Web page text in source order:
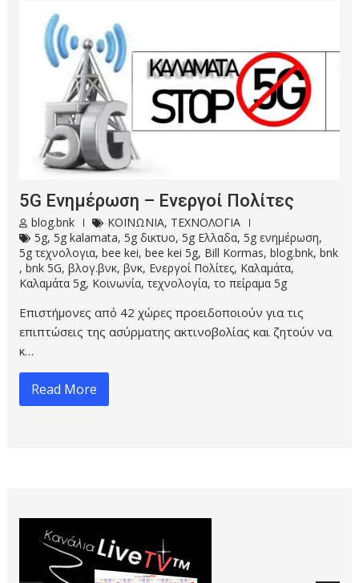
5G Ενημέρωση – Ενεργοί Πολίτες
blog.bnk ΚΟΙΝΩΝΙΑ, ΤΕΧΝΟΛΟΓΙΑ
5g,5g kalamata,5g δικτυο,5g Ελλαδα,5g ενημέρωση,
5g τεχνολογια,bee kei,bee kei 5g, Bill Kormas,blog.bnk,bnk
,bnk 5G,βλογ.βνκ,βνκ, Ενεργοί Πολίτες, Καλαμάτα,
Καλαμάτα 5g, Κοινωνία,τεχνολογία,το πείραμα 5g
Επιστήμονες από 42 χώρες προειδοποιούν για τις
επιπτώσεις της ασύρματης ακτινοβολίας και ζητούν να
κ…
Read More